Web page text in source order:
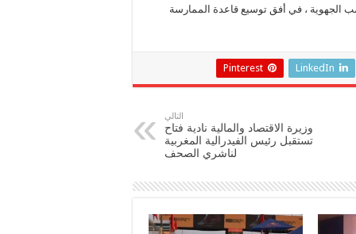
الجهوية ، في أفق توسيع قاعدة الممارسة
LinkedIn
Pinterest
التالي
وزيرة الاقتصاد والمالية نادية فتاح
تستقبل رئيس الفيدرالية المغربية
لناشري الصحف